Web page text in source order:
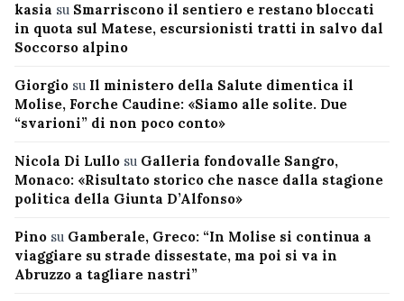
kasia su Smarriscono il sentiero e restano bloccati
in quota sul Matese, escursionisti tratti in salvo dal
Soccorso alpino
Giorgio su Il ministero della Salute dimentica il
Molise, Forche Caudine: «Siamo alle solite. Due
“svarioni” di non poco conto»
Nicola Di Lullo su Galleria fondovalle Sangro,
Monaco: «Risultato storico che nasce dalla stagione
politica della Giunta D’Alfonso»
Pino su Gamberale, Greco: “In Molise si continua a
viaggiare su strade dissestate, ma poi si va in
Abruzzo a tagliare nastri”